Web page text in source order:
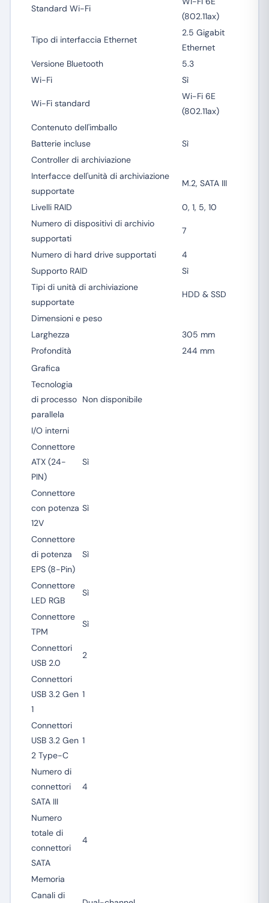
Standard Wi-Fi
(802.11ax)
Tipo di interfaccia Ethernet
2.5 Gigabit
Ethernet
Versione Bluetooth
5.3
Wi-Fi
Sì
Wi-Fi standard
Wi-Fi 6E
(802.11ax)
Contenuto dell'imballo
Batterie incluse
Sì
Controller di archiviazione
Interfacce dell'unità di archiviazione
supportate
M.2, SATA III
Livelli RAID
0, 1, 5, 10
Numero di dispositivi di archivio
supportati
7
Numero di hard drive supportati
4
Supporto RAID
Sì
Tipi di unità di archiviazione
supportate
HDD & SSD
Dimensioni e peso
Larghezza
305 mm
Profondità
244 mm
Grafica
Tecnologia
di processo
parallela
Non disponibile
I/O interni
Connettore
ATX (24-
PIN)
Sì
Connettore
con potenza
12V
Sì
Connettore
di potenza
EPS (8-Pin)
Sì
Connettore
LED RGB
Sì
Connettore
TPM
Sì
Connettori
USB 2.0
2
Connettori
USB 3.2 Gen
1
1
Connettori
USB 3.2 Gen
2 Type-C
1
Numero di
connettori
SATA III
4
Numero
totale di
connettori
SATA
4
Memoria
Canali di